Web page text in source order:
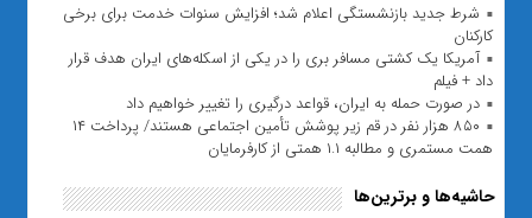
شرط جدید بازنشستگی اعلام شد؛ افزایش سنوات خدمت برای برخی
کارکنان
آمریکا یک کشتی مسافر بری را در یکی از اسکله‌های ایران هدف قرار
داد + فیلم
در صورت حمله به ایران، قواعد درگیری را تغییر خواهیم داد
۸۵۰ هزار نفر در قم زیر پوشش تأمین اجتماعی هستند/ پرداخت ۱۴
همت مستمری و مطالبه ۱.۱ همتی از کارفرمایان
حاشیه‌ها و برترین‌ها